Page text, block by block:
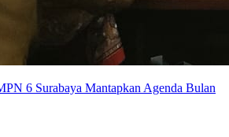
6 Surabaya Mantapkan Agenda Bulan